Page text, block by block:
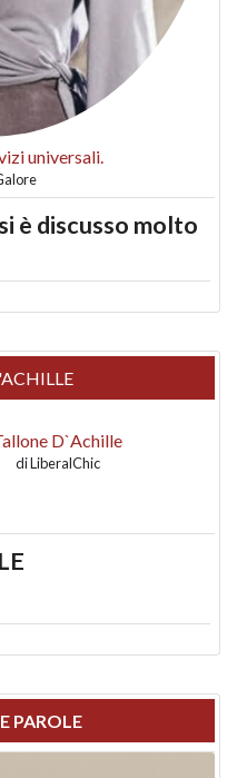
universali.
è discusso molto
D`Achille
diLiberalChic
PAROLE